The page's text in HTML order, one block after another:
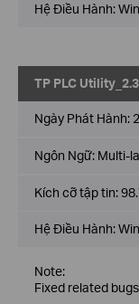
Hệ Điều Hành:
TP PLC
Ngày Phát Hành:
Ngôn Ngữ: Multi-
Kích cỡ tập tin:
Hệ Điều Hành:
Note:
Fixed related